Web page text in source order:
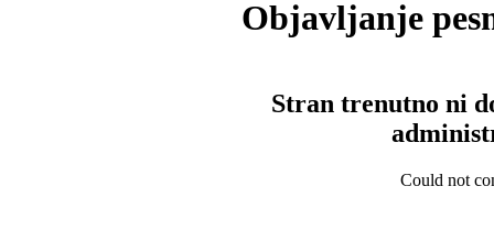
Objavljanje
Stran trenutno ni
Could not